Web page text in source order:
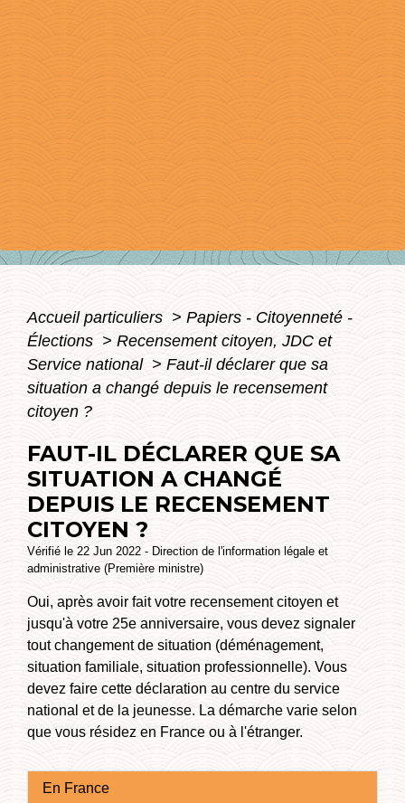
Accueil particuliers > Papiers - Citoyenneté -
Élections > Recensement citoyen, JDC et
Service national > Faut-il déclarer que sa
situation a changé depuis le recensement
citoyen ?
FAUT-IL DÉCLARER QUE SA
SITUATION A CHANGÉ
DEPUIS LE RECENSEMENT
CITOYEN ?
Vérifié le 22 Jun 2022 - Direction de l'information légale et
administrative (Première ministre)
Oui, après avoir fait votre recensement citoyen et
jusqu'à votre 25e anniversaire, vous devez signaler
tout changement de situation (déménagement,
situation familiale, situation professionnelle). Vous
devez faire cette déclaration au centre du service
national et de la jeunesse. La démarche varie selon
que vous résidez en France ou à l'étranger.
En France